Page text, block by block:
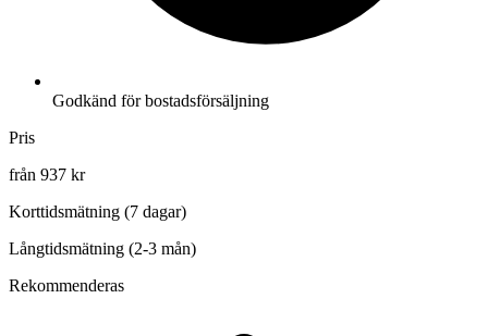
Godkänd för bostadsförsäljning
Pris
från 937 kr
Korttidsmätning (7 dagar)
Långtidsmätning (2-3 mån)
Rekommenderas